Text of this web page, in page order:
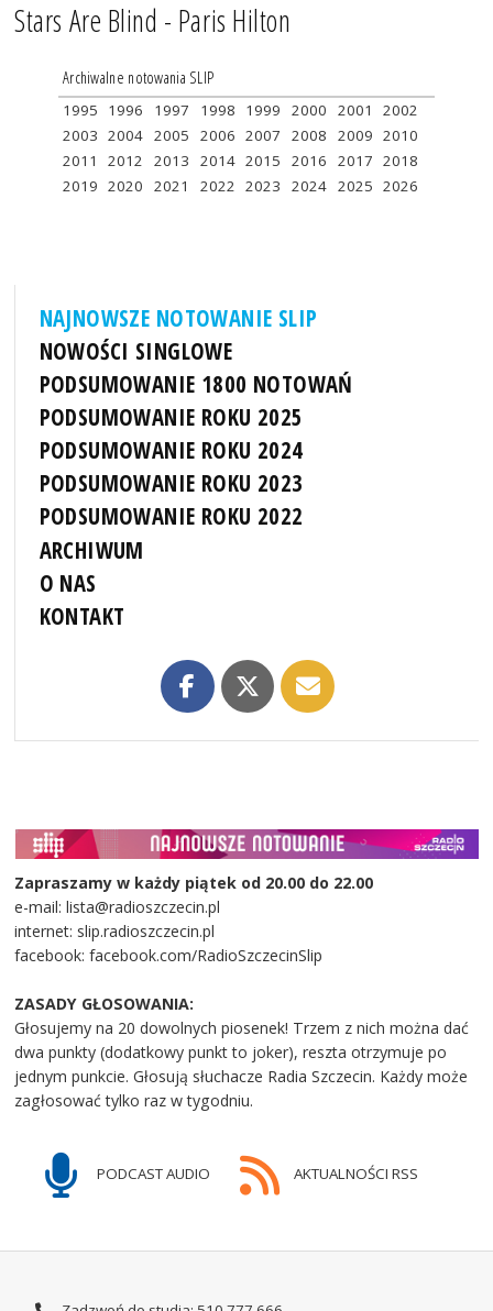
Stars Are Blind - Paris Hilton
Archiwalne notowania SLIP
1995 1996 1997 1998 1999 2000 2001
2002
2003 2004 2005 2006 2007 2008 2009 2010
2011
2012 2013 2014 2015 2016 2017 2018
2019 2020 2021 2022 2023 2024 2025 2026
NAJNOWSZE NOTOWANIE SLIP
NOWOŚCI SINGLOWE
PODSUMOWANIE 1800 NOTOWAŃ
PODSUMOWANIE ROKU 2025
PODSUMOWANIE ROKU 2024
PODSUMOWANIE ROKU 2023
PODSUMOWANIE ROKU 2022
ARCHIWUM
O NAS
KONTAKT
Zapraszamy w każdy piątek od 20.00 do 22.00
e-mail: lista@radioszczecin.pl
internet: slip.radioszczecin.pl
facebook: facebook.com/RadioSzczecinSlip
ZASADY GŁOSOWANIA:
Głosujemy na 20 dowolnych piosenek! Trzem z nich można dać
dwa punkty (dodatkowy punkt to joker), reszta otrzymuje po
jednym punkcie. Głosują słuchacze Radia Szczecin. Każdy może
zagłosować tylko raz w tygodniu.
PODCAST AUDIO AKTUALNOŚCI RSS